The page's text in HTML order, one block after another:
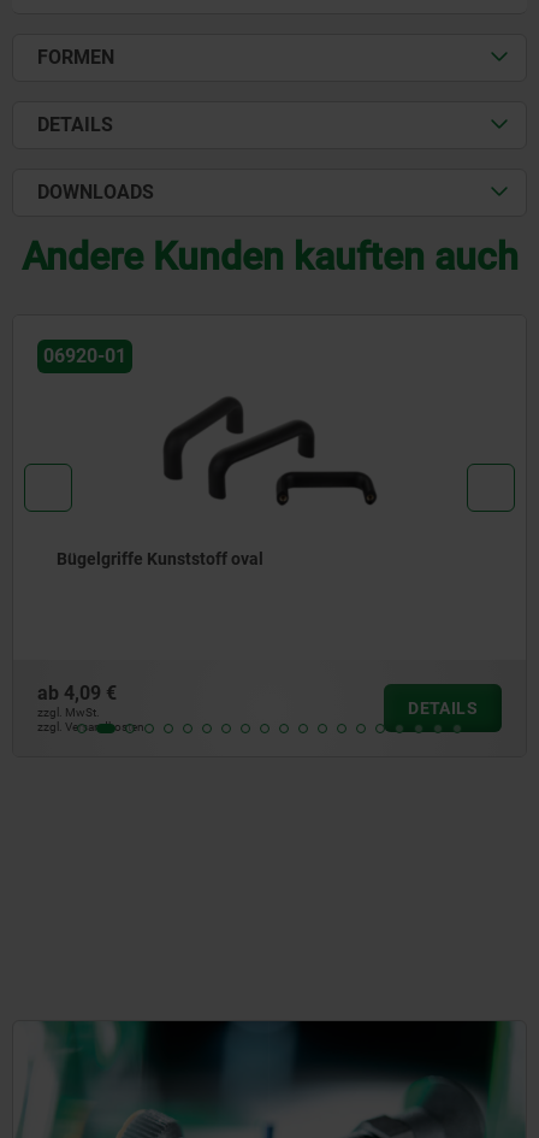
FORMEN
DETAILS
DOWNLOADS
Andere Kunden kauften auch
06920-01
Bügelgriffe Kunststoff oval
ab 4,09 €
zzgl. MwSt.
zzgl. Versandkosten
DETAILS